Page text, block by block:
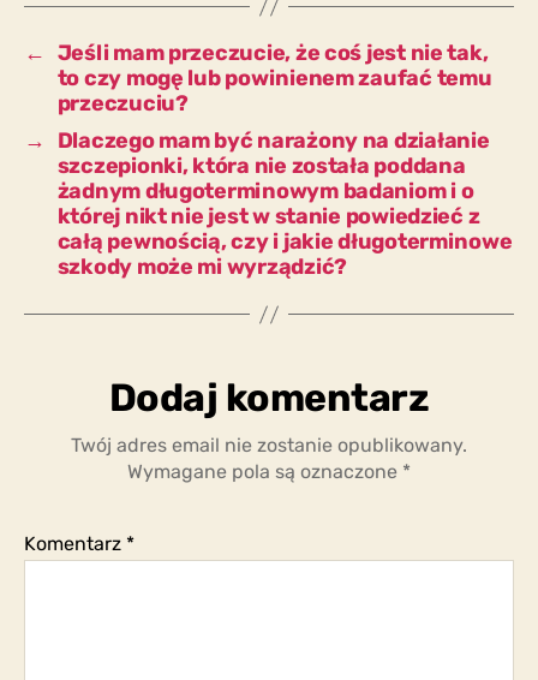
już
razy?
← Jeśli mam przeczucie, że coś jest nie tak,
to czy mogę lub powinienem zaufać temu
przeczuciu?
→
Dlaczego mam być narażony na działanie
szczepionki, która nie została poddana
żadnym długoterminowym badaniom i o
której nikt nie jest w stanie powiedzieć z
całą pewnością, czy i jakie długoterminowe
szkody może mi wyrządzić?
Dodaj komentarz
Twój adres email nie zostanie opublikowany.
Wymagane pola są oznaczone *
Komentarz *